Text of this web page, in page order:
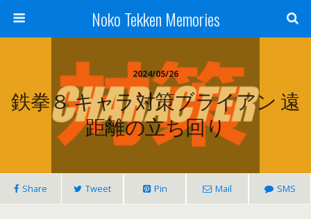
Noko Tekken Memories
2024/05/26
鉄拳８ キャラ対策ブライアン 遠
距離の立ち回り
Share Tweet Pin Mail SMS